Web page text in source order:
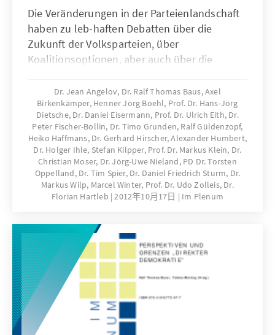
Die Veränderungen in der Parteienlandschaft
haben zu leb-haften Debatten über die
Zukunft der Volksparteien, über
Koalitionsoptionen, aber auch über die
Auflösung sozialer Milieus, nachlassende
Parteibindungen, rückläufige
Stammwählermilieus, volatiles Wahlverhalten
sowie mangelnde Mobilisierungs- und
Integrationskraft der Volksparteien sind die
Indikatoren des Wandels. Die Analyse der
gegenwärtigen Situation der Volksparteien
macht deutlich, dass sie keineswegs am Ende
zwar nachgelassen, sie sind jedoch
handlungsfähig und haben die besten
Voraussetzungen, um ihr Schicksal nicht
interessierten Kommentatoren zu überlassen,
sondern selbst in die Hand zu nehmen.
Dr. Jean Angelov, Dr. Ralf Thomas Baus, Axel
Birkenkämper, Henner Jörg Boehl, Prof. Dr. Hans-Jörg
Dietsche, Dr. Daniel Eisermann, Prof. Dr. Ulrich Eith, Dr.
Peter Fischer-Bollin, Dr. Timo Grunden, Ralf Güldenzopf,
Heiko Haffmans, Dr. Gerhard Hirscher, Alexander Humbert,
Dr. Holger Ihle, Stefan Kilpper, Prof. Dr. Markus Klein, Dr.
Christian Moser, Dr. Jörg-Uwe Nieland, PD Dr. Torsten
Oppelland, Dr. Tim Spier, Dr. Daniel Friedrich Sturm, Dr.
Markus Wilp, Marcel Winter, Prof. Dr. Udo Zolleis, Dr.
Florian Hartleb 2012年10月17日 Im Plenum